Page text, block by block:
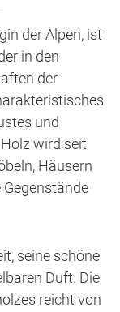
der Alpen, ist
in den
der
und
wird seit
Häusern
seine schöne
Duft. Die
reicht von